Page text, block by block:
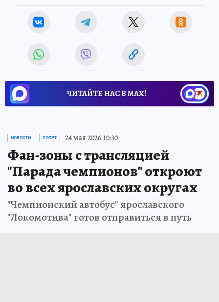
ЧИТАЙТЕ НАС В МАХ!
НОВОСТИ СПОРТ 24 мая 2026 10:30
Фан-зоны с трансляцией
"Парада чемпионов" откроют
во всех ярославских округах
"Чемпионский автобус" ярославского
"Локомотива" готов отправиться в путь